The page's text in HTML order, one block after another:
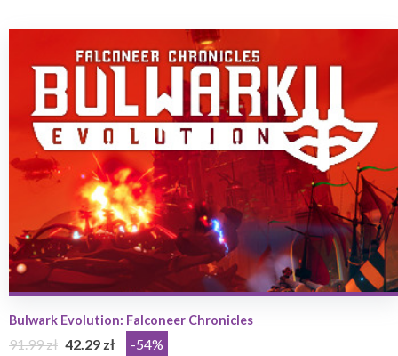
Bulwark Evolution: Falconeer Chronicles
91.99 zł 42.29 zł -54%